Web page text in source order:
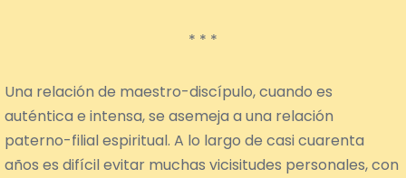
* * *
Una relación de maestro-discípulo, cuando es
auténtica e intensa, se asemeja a una relación
paterno-filial espiritual. A lo largo de casi cuarenta
años es difícil evitar muchas vicisitudes personales, con